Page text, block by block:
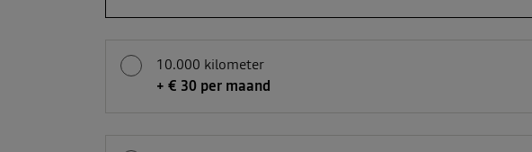
10.000 kilometer
+ € 30 per maand